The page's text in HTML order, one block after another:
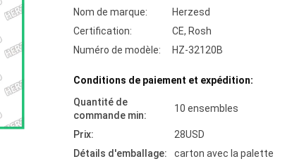
Nom de marque:
Herzesd
Certification:
CE, Rosh
Numéro de modèle:
HZ-32120B
Conditions de paiement et expédition:
Quantité de
commande min:
10 ensembles
Prix:
28USD
Détails d'emballage:
carton avec la palette